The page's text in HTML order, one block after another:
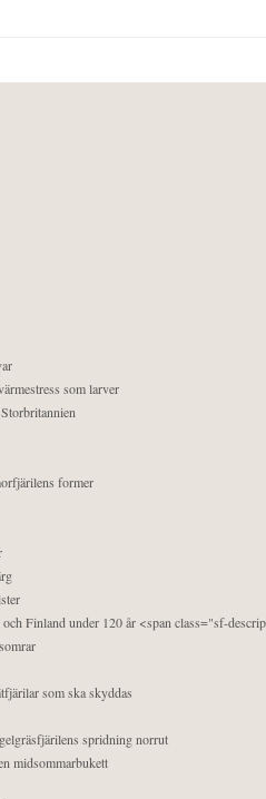
som larver
former
Finland under 120 år <span class="sf-
som ska skyddas
spridning norrut
midsommarbukett